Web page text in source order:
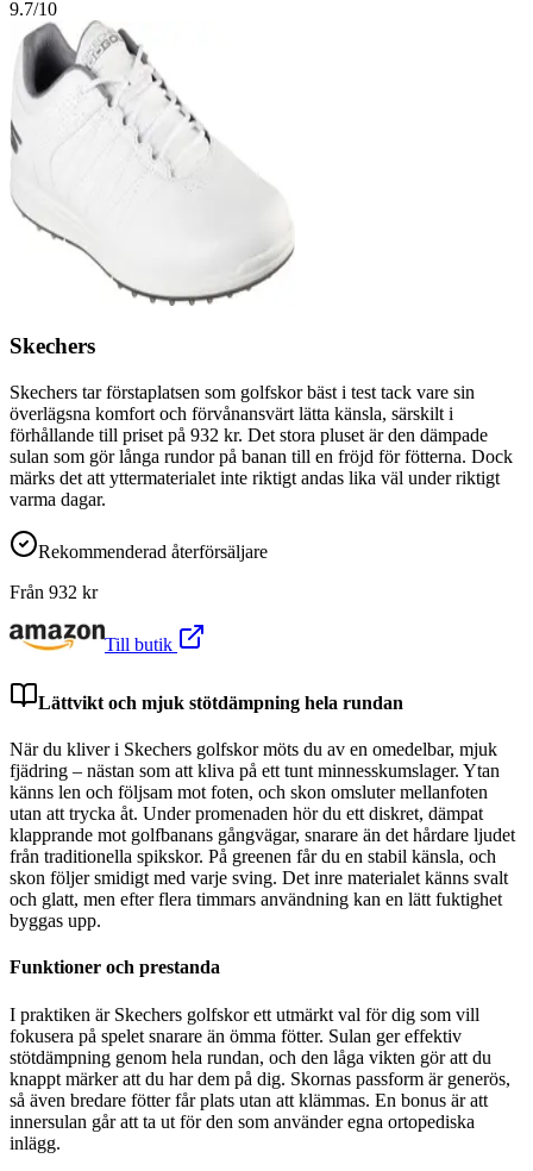
9.7/10
Skechers
Skechers tar förstaplatsen som golfskor bäst i test tack vare sin
överlägsna komfort och förvånansvärt lätta känsla, särskilt i
förhållande till priset på 932 kr. Det stora pluset är den dämpade
sulan som gör långa rundor på banan till en fröjd för fötterna. Dock
märks det att yttermaterialet inte riktigt andas lika väl under riktigt
varma dagar.
Rekommenderad återförsäljare
Från 932 kr
Till butik
Lättvikt och mjuk stötdämpning hela rundan
När du kliver i Skechers golfskor möts du av en omedelbar, mjuk
fjädring – nästan som att kliva på ett tunt minnesskumslager. Ytan
känns len och följsam mot foten, och skon omsluter mellanfoten
utan att trycka åt. Under promenaden hör du ett diskret, dämpat
klapprande mot golfbanans gångvägar, snarare än det hårdare ljudet
från traditionella spikskor. På greenen får du en stabil känsla, och
skon följer smidigt med varje sving. Det inre materialet känns svalt
och glatt, men efter flera timmars användning kan en lätt fuktighet
byggas upp.
Funktioner och prestanda
I praktiken är Skechers golfskor ett utmärkt val för dig som vill
fokusera på spelet snarare än ömma fötter. Sulan ger effektiv
stötdämpning genom hela rundan, och den låga vikten gör att du
knappt märker att du har dem på dig. Skornas passform är generös,
så även bredare fötter får plats utan att klämmas. En bonus är att
innersulan går att ta ut för den som använder egna ortopediska
inlägg.